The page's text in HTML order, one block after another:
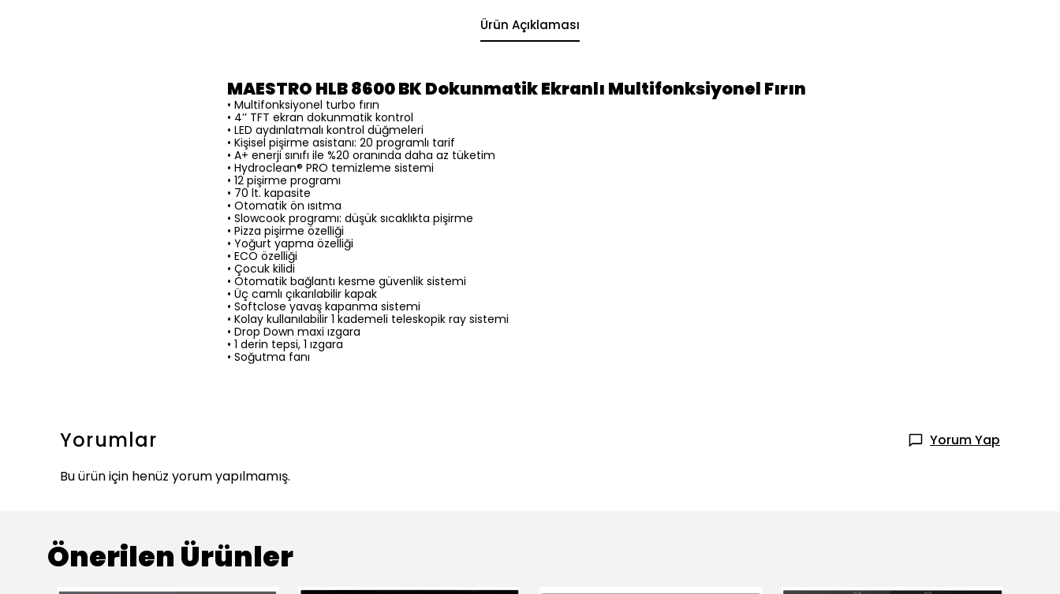
Ürün Açıklaması
MAESTRO HLB 8600 BK Dokunmatik Ekranlı Multifonksiyonel Fırın
• Multifonksiyonel turbo fırın
• 4’’ TFT ekran dokunmatik kontrol
• LED aydınlatmalı kontrol düğmeleri
• Kişisel pişirme asistanı: 20 programlı tarif
• A+ enerji sınıfı ile %20 oranında daha az tüketim
• Hydroclean® PRO temizleme sistemi
• 12 pişirme programı
• 70 lt. kapasite
• Otomatik ön ısıtma
• Slowcook programı: düşük sıcaklıkta pişirme
• Pizza pişirme özelliği
• Yoğurt yapma özelliği
• ECO özelliği
• Çocuk kilidi
• Otomatik bağlantı kesme güvenlik sistemi
• Üç camlı çıkarılabilir kapak
• Softclose yavaş kapanma sistemi
• Kolay kullanılabilir 1 kademeli teleskopik ray sistemi
• Drop Down maxi ızgara
• 1 derin tepsi, 1 ızgara
• Soğutma fanı
Yorumlar
Yorum Yap
Bu ürün için henüz yorum yapılmamış.
Önerilen Ürünler